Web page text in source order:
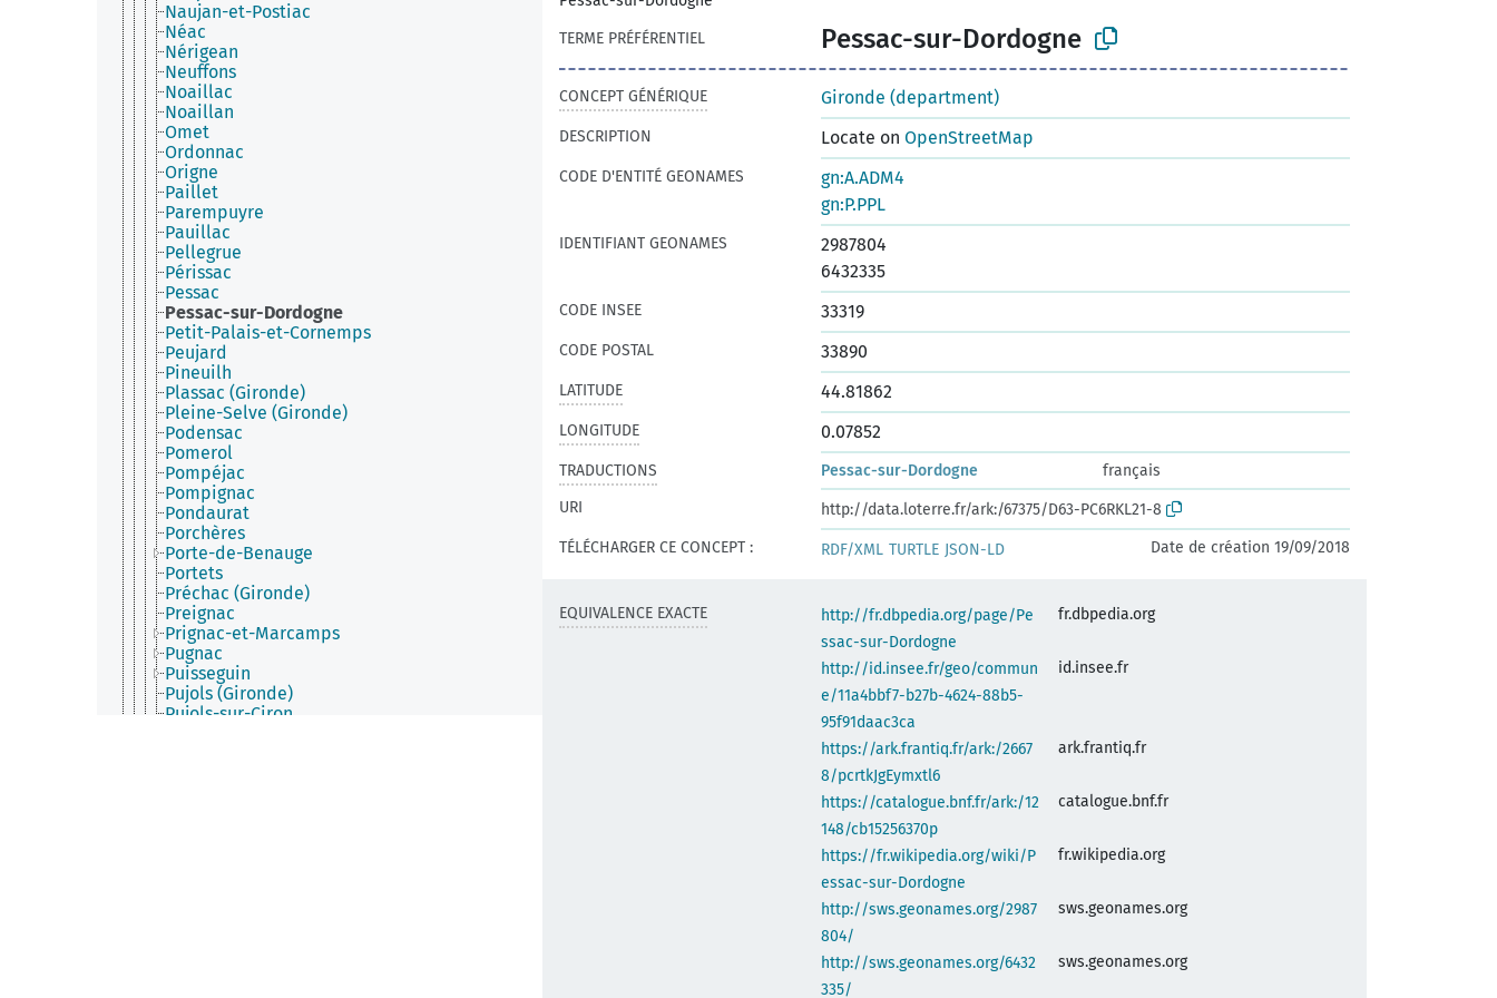
Naujan-et-Postiac
Néac
Nérigean
Neuffons
Noaillac
Noaillan
Omet
Ordonnac
Origne
Paillet
Parempuyre
Pauillac
Pellegrue
Périssac
Pessac
Pessac-sur-Dordogne
Petit-Palais-et-Cornemps
Peujard
Pineuilh
Plassac (Gironde)
Pleine-Selve (Gironde)
Podensac
Pomerol
Pompéjac
Pompignac
Pondaurat
Porchères
Porte-de-Benauge
Portets
Préchac (Gironde)
Preignac
Prignac-et-Marcamps
Pugnac
Puisseguin
Pujols (Gironde)
Pujols-sur-Ciron
TERME PRÉFÉRENTIEL
Pessac-sur-Dordogne
CONCEPT GÉNÉRIQUE Gironde (department)
DESCRIPTION Locate on OpenStreetMap
CODE D'ENTITÉ GEONAMES
gn:A.ADM4
gn:P.PPL
IDENTIFIANT GEONAMES
2987804
6432335
CODE INSEE 33319
CODE POSTAL 33890
LATITUDE 44.81862
LONGITUDE 0.07852
TRADUCTIONS Pessac-sur-Dordogne
français
URI
http://data.loterre.fr/ark:/67375/D63-PC6RKL21-8
TÉLÉCHARGER CE CONCEPT :
RDF/XML TURTLE JSON-LD Date de création 19/09/2018
EQUIVALENCE EXACTE
http://fr.dbpedia.org/page/Pe
ssac-sur-Dordogne
fr.dbpedia.org
http://id.insee.fr/geo/commun
e/11a4bbf7-b27b-4624-88b5-
95f91daac3ca
id.insee.fr
https://ark.frantiq.fr/ark:/2667
8/pcrtkJgEymxtl6
ark.frantiq.fr
https://catalogue.bnf.fr/ark:/12
148/cb15256370p
catalogue.bnf.fr
https://fr.wikipedia.org/wiki/P
essac-sur-Dordogne
fr.wikipedia.org
http://sws.geonames.org/2987
804/
sws.geonames.org
http://sws.geonames.org/6432
335/
sws.geonames.org